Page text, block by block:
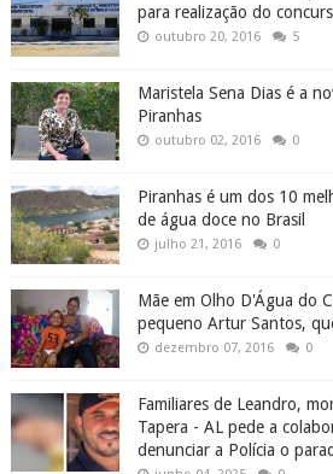
para realização do
outubro 20, 2016 5
Maristela Sena Dias é a
Piranhas
outubro 02, 2016 0
Piranhas é um dos 10
de água doce no Brasil
julho 21, 2016 0
Mãe em Olho D'Água do
pequeno Artur Santos,
dezembro 07, 2016 0
Familiares de Leandro,
Tapera - AL pede a
denunciar a Polícia o